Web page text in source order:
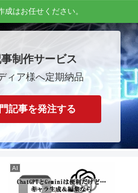
はお任せください。
制作サービス
ィア様へ定期納品
記事を発注する
AI